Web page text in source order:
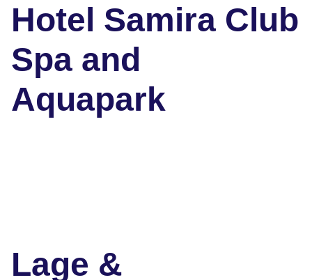
Hotel Samira Club
Spa and
Aquapark
Lage &